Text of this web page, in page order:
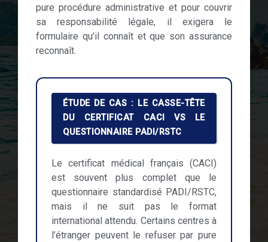
pure procédure administrative et pour couvrir
sa responsabilité légale, il exigera le
formulaire qu’il connaît et que son assurance
reconnaît.
ÉTUDE DE CAS : LE CASSE-TÊTE
DU CERTIFICAT CACI VS LE
QUESTIONNAIRE PADI/RSTC
Le certificat médical français (CACI)
est souvent plus complet que le
questionnaire standardisé PADI/RSTC,
mais il ne suit pas le format
international attendu. Certains centres à
l’étranger peuvent le refuser par pure